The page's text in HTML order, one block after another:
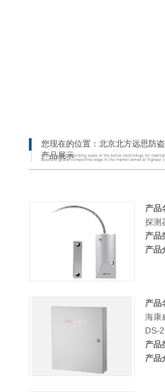
产品
探测
产品
产品
产品
海康
DS-
产品
产品
您现在的位置： 北京北方远思防
产品展示